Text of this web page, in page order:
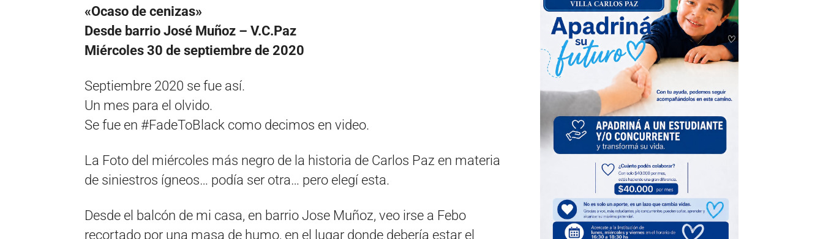
«Ocaso de cenizas»
Desde barrio José Muñoz – V.C.Paz
Miércoles 30 de septiembre de 2020
Septiembre 2020 se fue así.
Un mes para el olvido.
Se fue en #FadeToBlack como decimos en video.
La Foto del miércoles más negro de la historia de Carlos Paz en materia
de siniestros ígneos… podía ser otra… pero elegí esta.
Desde el balcón de mi casa, en barrio Jose Muñoz, veo irse a Febo
recortado por una masa de humo, en el lugar donde debería estar el